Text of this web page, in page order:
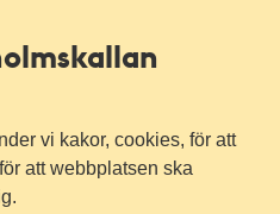
vi kakor, cookies, för att
att webbplatsen ska